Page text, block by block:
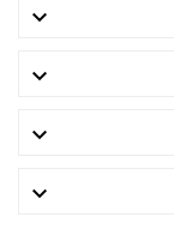



